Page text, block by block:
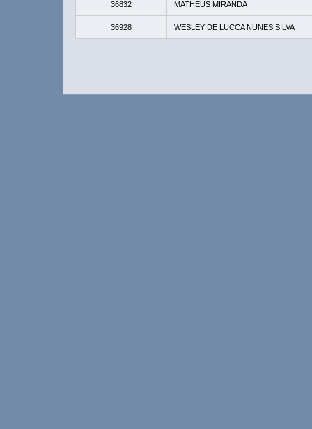
36832 MATHEUS MIRANDA
36928 WESLEY DE LUCCA NUNES SILVA